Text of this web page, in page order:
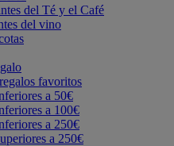
del Té y el Café
del vino
favoritos
a 50€
a 100€
a 250€
a 250€